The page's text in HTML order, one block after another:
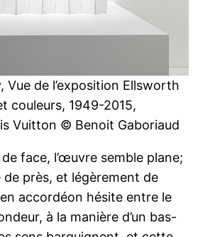
Vue de l’exposition Ellsworth
couleurs, 1949-2015,
Vuitton © Benoit Gaboriaud
face, l’œuvre semble plane;
de près, et légèrement de
accordéon hésite entre le
à la manière d’un bas-